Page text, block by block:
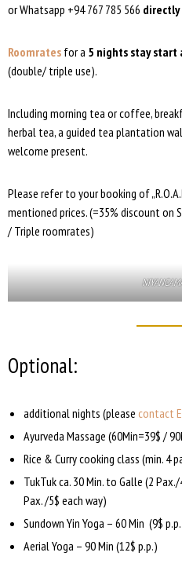
or Whatsapp +94 767 785 566
Roomrates for a 5 nights stay start
(double/ triple use).
Including morning tea or coffee,
herbal tea, a guided tea plantation
welcome present.
Please refer to your booking of
mentioned prices. (=35% discount on
/ Triple roomrates)
Optional:
additional nights (please contact
Ayurveda Massage (60Min=39$ /
Rice & Curry cooking class (min. 4
TukTuk ca. 30 Min. to Galle (2
Pax. /5$ each way)
Sundown Yin Yoga – 60 Min (9$
Aerial Yoga – 90 Min (12$ p.p.)